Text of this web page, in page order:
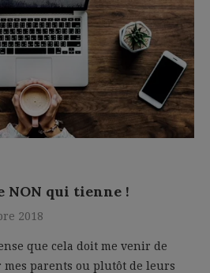
NON qui tienne !
2018
que cela doit me venir de
mes parents ou plutôt de leurs